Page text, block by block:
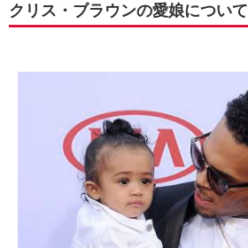
クリス・ブラウンの愛娘について